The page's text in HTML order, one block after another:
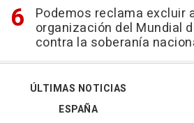
Podemos reclama excluir
organización del Mundial
contra la soberanía
ÚLTIMAS NOTICIAS
ESPAÑA